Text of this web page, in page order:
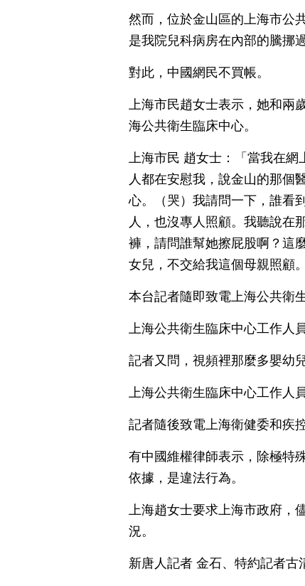
然而，位於金山區的上海市公
是我院兒科病房在內部的騰挪
對此，中國網民不買帳。
上海市民趙女士表示，她和兩
海公共衛生臨床中心。
上海市民 趙女士：「當我在網
人都在安慰我，說金山的那個
心。（哭）我請問一下，誰看
人，也沒專人照顧。我聽說在
褲，請問誰幫她擦屁股啊？這
女兒，不交給我這個母親照顧
本台記者隨即致電上海公共衛
上海公共衛生臨床中心工作人
記者又問，視頻裡那麼多嬰幼
上海公共衛生臨床中心工作人
記者隨後致電上海衛健委和疾
有中國維權律師表示，除極特
依據，是違法行為。
上海趙女士要求上海市政府，
況。
新唐人記者 金石、特約記者古